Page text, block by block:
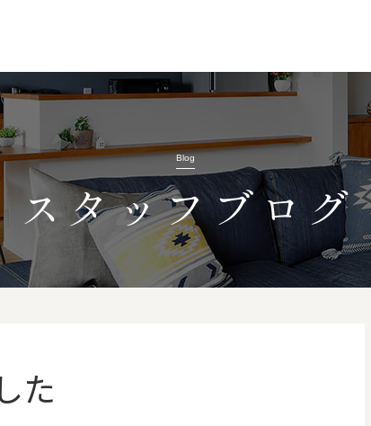
Blog
スタッフブログ
た